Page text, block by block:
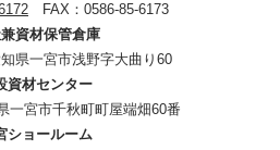
FAX：0586-85-6173
資材保管倉庫
県一宮市浅野字大曲り60
資材センター
一宮市千秋町町屋端畑60番
ショールーム